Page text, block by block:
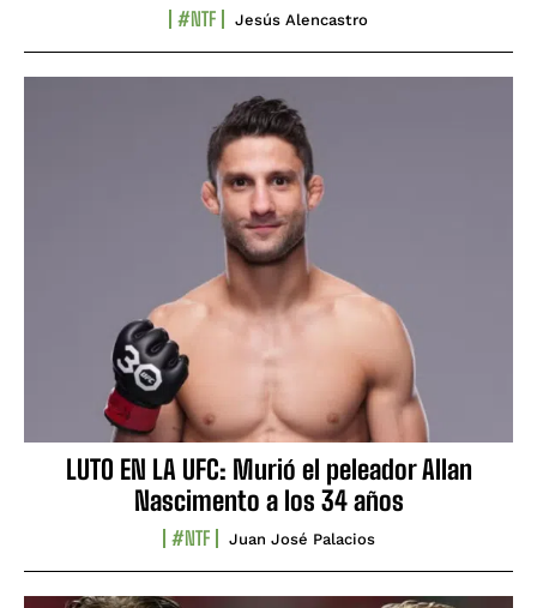
#NTF Jesús Alencastro
LUTO EN LA UFC: Murió el peleador Allan
Nascimento a los 34 años
#NTF Juan José Palacios